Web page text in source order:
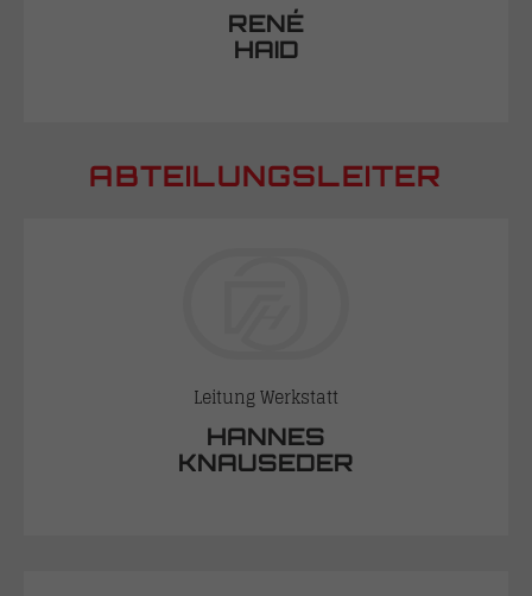
RENÉ
HAID
ABTEILUNGSLEITER
Leitung Werkstatt
HANNES
KNAUSEDER